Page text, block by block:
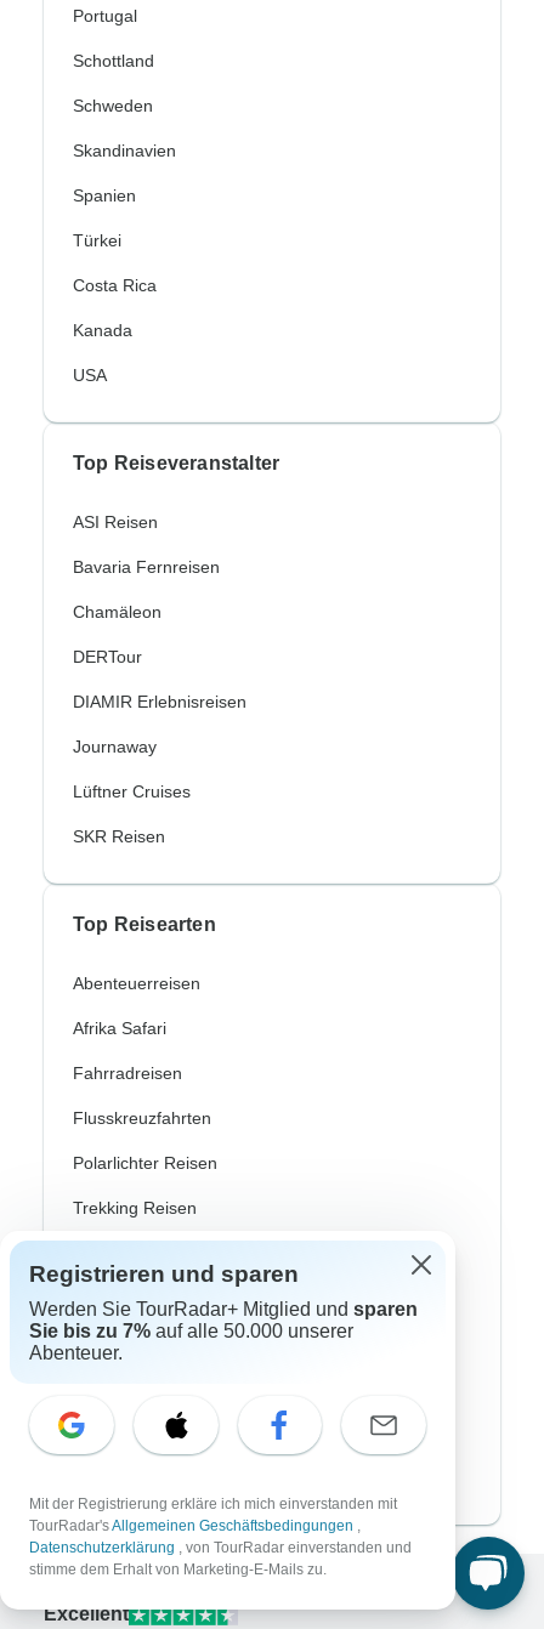
Portugal
Schottland
Schweden
Skandinavien
Spanien
Türkei
Costa Rica
Kanada
USA
Top Reiseveranstalter
ASI Reisen
Bavaria Fernreisen
Chamäleon
DERTour
DIAMIR Erlebnisreisen
Journaway
Lüftner Cruises
SKR Reisen
Top Reisearten
Abenteuerreisen
Afrika Safari
Fahrradreisen
Flusskreuzfahrten
Polarlichter Reisen
Trekking Reisen
Busreisen
Zugreisen
Familienreisen
Excellent
Registrieren und sparen
Werden Sie TourRadar+ Mitglied und sparen
Sie bis zu 7% auf alle 50.000 unserer
Abenteuer.
Mit der Registrierung erkläre ich mich einverstanden mit
TourRadar'sAllgemeinen Geschäftsbedingungen ,
Datenschutzerklärung , von TourRadar einverstanden und
stimme dem Erhalt von Marketing-E-Mails zu.